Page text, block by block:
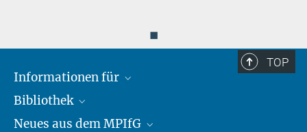
◼
TOP
Informationen für
Forschende
Gäste
Bibliothek
Profil
Neues aus dem MPIfG